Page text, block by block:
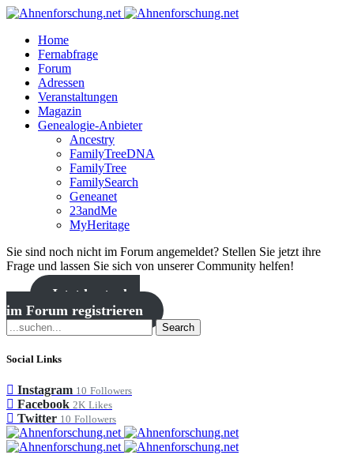
Home
Fernabfrage
Forum
Adressen
Veranstaltungen
Magazin
Genealogie-Anbieter
Ancestry
FamilyTreeDNA
FamilyTree
FamilySearch
Geneanet
23andMe
MyHeritage
Sie sind noch nicht im Forum angemeldet? Stellen Sie jetzt ihre
Frage und lassen Sie sich von unserer Community helfen!
Jetzt kostenlos
im Forum registrieren
Search
Social Links
Instagram 10 Followers
Facebook 2K Likes
Twitter 10 Followers